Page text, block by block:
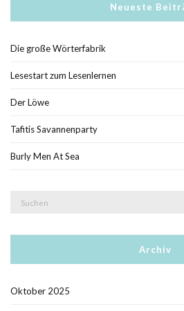
Neueste
Die große Wörterfabrik
Lesestart zum Lesenlernen
Der Löwe
Tafitis Savannenparty
Burly Men At Sea
Archiv
Oktober 2025